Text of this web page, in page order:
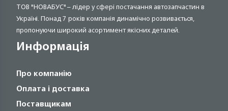
ТОВ "НОВАБУС" – лідер у сфері постачання автозапчастин в
Україні. Понад 7 років компанія динамічно розвивається,
пропонуючи широкий асортимент якісних деталей.
Информація
Про компанію
Оплата і доставка
Поставщикам